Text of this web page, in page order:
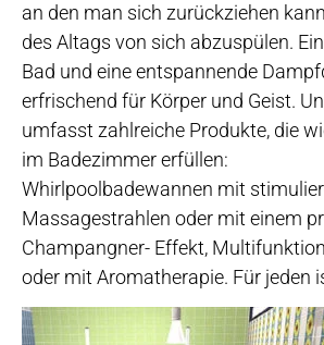
an den man sich zurückziehen
des Altags von sich abzuspülen.
Bad und eine entspannende
erfrischend für Körper und Geist.
umfasst zahlreiche Produkte, die
im Badezimmer erfüllen:
Whirlpoolbadewannen mit
Massagestrahlen oder mit einem
Champangner- Effekt,
oder mit Aromatherapie. Für jeden